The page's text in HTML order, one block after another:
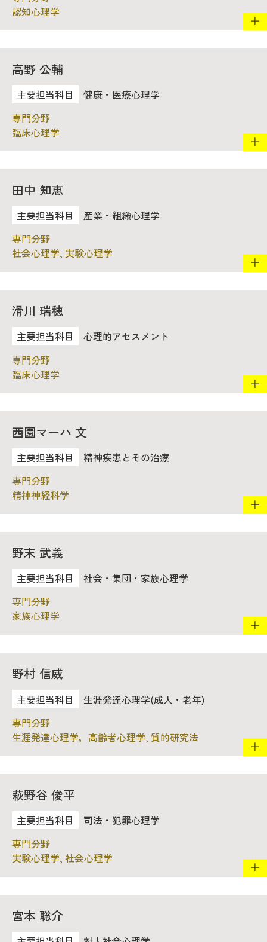
アクセス
キャンパス
入試情報
お問合わせ
認知心理学
高野 公輔
健康・医療心理学
臨床心理学
田中 知恵
産業・組織心理学
社会心理学, 実験心理学
滑川 瑞穂
心理的アセスメント
臨床心理学
西園マーハ 文
精神疾患とその治療
精神神経科学
野末 武義
社会・集団・家族心理学
家族心理学
野村 信威
生涯発達心理学(成人・老年)
生涯発達心理学，高齢者心理学, 質的研究法
萩野谷 俊平
司法・犯罪心理学
実験心理学, 社会心理学
宮本 聡介